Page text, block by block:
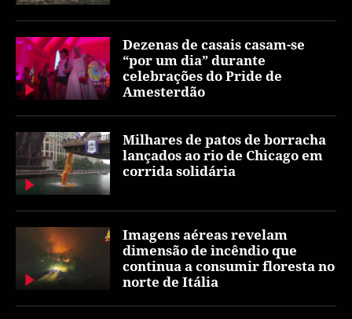
Dezenas de casais casam-se
“por um dia” durante
celebrações do Pride de
Amesterdão
Milhares de patos de borracha
lançados ao rio de Chicago em
corrida solidária
Imagens aéreas revelam
dimensão de incêndio que
continua a consumir floresta no
norte de Itália